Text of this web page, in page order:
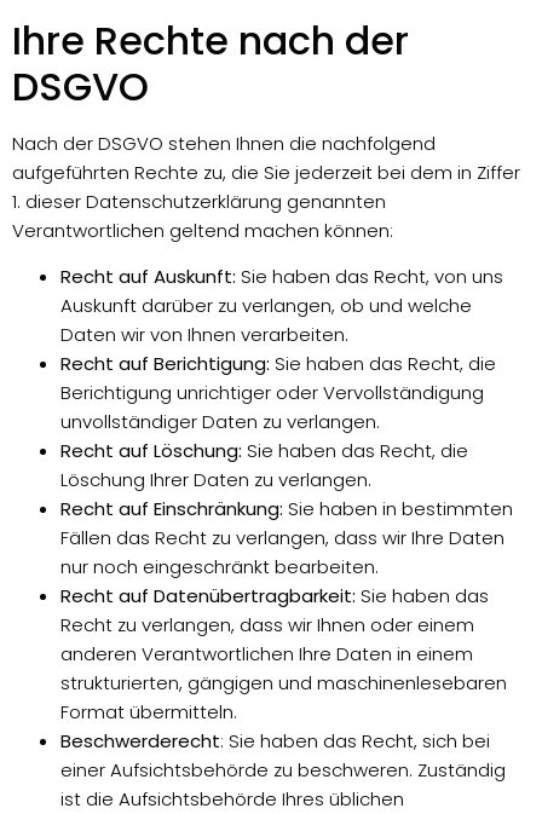
Ihre Rechte nach der
DSGVO
Nach der DSGVO stehen Ihnen die nachfolgend
aufgeführten Rechte zu, die Sie jederzeit bei dem in Ziffer
1. dieser Datenschutzerklärung genannten
Verantwortlichen geltend machen können:
Recht auf Auskunft: Sie haben das Recht, von uns
Auskunft darüber zu verlangen, ob und welche
Daten wir von Ihnen verarbeiten.
Recht auf Berichtigung: Sie haben das Recht, die
Berichtigung unrichtiger oder Vervollständigung
unvollständiger Daten zu verlangen.
Recht auf Löschung: Sie haben das Recht, die
Löschung Ihrer Daten zu verlangen.
Recht auf Einschränkung: Sie haben in bestimmten
Fällen das Recht zu verlangen, dass wir Ihre Daten
nur noch eingeschränkt bearbeiten.
Recht auf Datenübertragbarkeit: Sie haben das
Recht zu verlangen, dass wir Ihnen oder einem
anderen Verantwortlichen Ihre Daten in einem
strukturierten, gängigen und maschinenlesebaren
Format übermitteln.
Beschwerderecht: Sie haben das Recht, sich bei
einer Aufsichtsbehörde zu beschweren. Zuständig
ist die Aufsichtsbehörde Ihres üblichen